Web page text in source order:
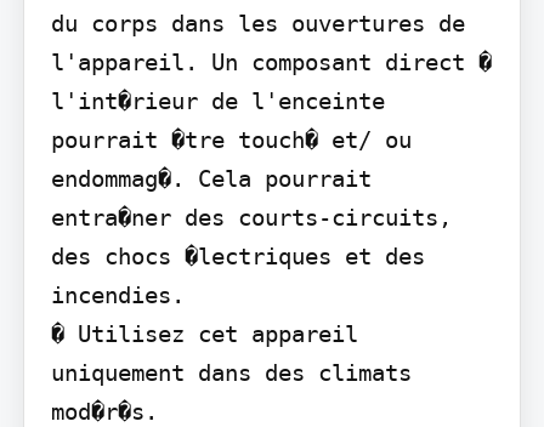
du corps dans les ouvertures de
l'appareil. Un composant direct �
l'int�rieur de l'enceinte
pourrait �tre touch� et/ ou
endommag�. Cela pourrait
entra�ner des courts-circuits,
des chocs �lectriques et des
incendies.
� Utilisez cet appareil
uniquement dans des climats
mod�r�s.